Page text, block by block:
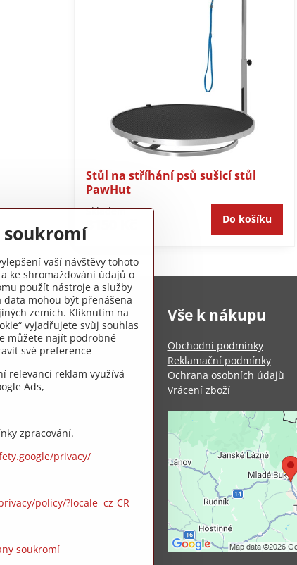
Stůl na stříhání psů sušicí stůl
PawHut
Skladem
3150 Kč Do košíku
Vše k nákupu
Obchodní podmínky
Reklamační podmínky
Ochrana osobních údajů
Vrácení zboží
soukromí
vaší návštěvy tohoto
ke shromažďování údajů o
použít nástroje a služby
mohou být přenášena
zemích. Kliknutím na
vyjadřujete svůj souhlas
můžete najít podrobné
své preference
relevanci reklam využívá
Ads,
zpracování.
privacy/
policy/?locale=cz-CR
soukromí